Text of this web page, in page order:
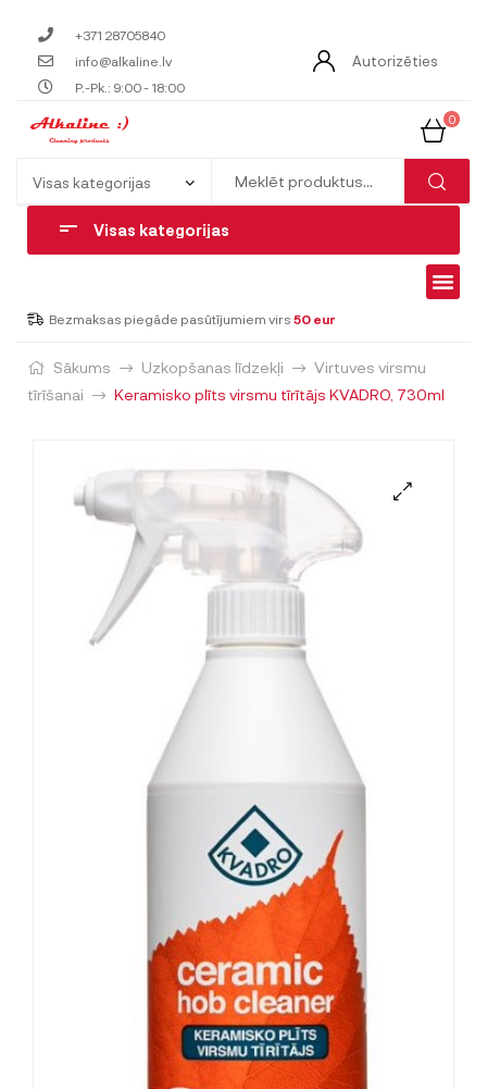
+371 28705840
info@alkaline.lv
P.-Pk.: 9:00 - 18:00
Autorizēties
0
Visas kategorijas
Bezmaksas piegāde pasūtījumiem virs 50 eur
Sākums Uzkopšanas līdzekļi
Virtuves virsmu
tīrīšanai
Keramisko plīts virsmu tīrītājs KVADRO, 730ml